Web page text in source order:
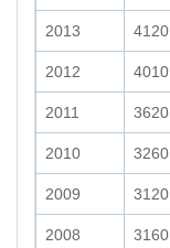
2013 4120
2012 4010
2011 3620
2010 3260
2009 3120
2008 3160